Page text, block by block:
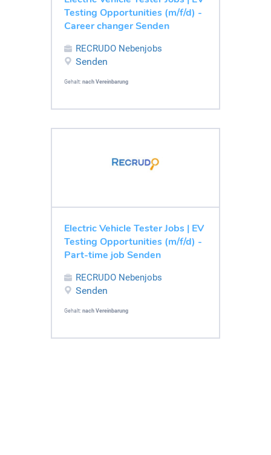
Testing Opportunities (m/f/d) -
Career changer Senden
RECRUDO Nebenjobs
Senden
Gehalt: nach Vereinbarung
Electric Vehicle Tester Jobs | EV
Testing Opportunities (m/f/d) -
Part-time job Senden
RECRUDO Nebenjobs
Senden
Gehalt: nach Vereinbarung